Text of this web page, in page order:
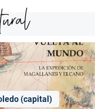
(capital)